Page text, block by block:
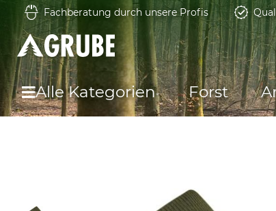
Fachberatung durch unsere Profis
Alle Kategorien Forst